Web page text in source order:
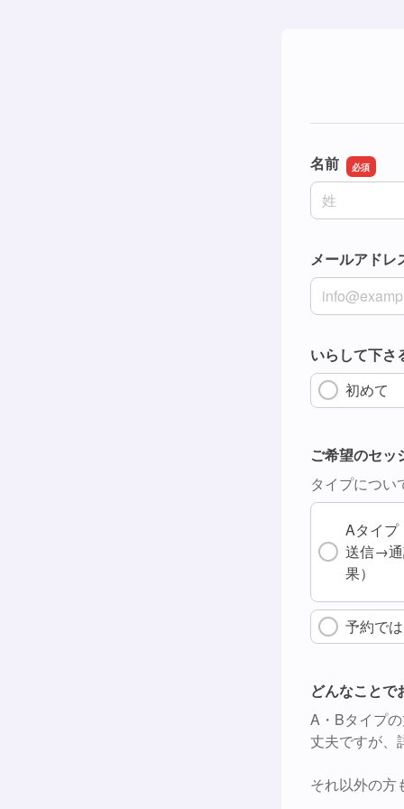
名前
名前の姓
メールアドレ
メールアドレ
いらして下さ
初めて
ご希望のセッ
タイプについ
Aタイプ
送信→通
果）
予約で
どんなことで
A・Bタイプ
丈夫ですが、
それ以外の方